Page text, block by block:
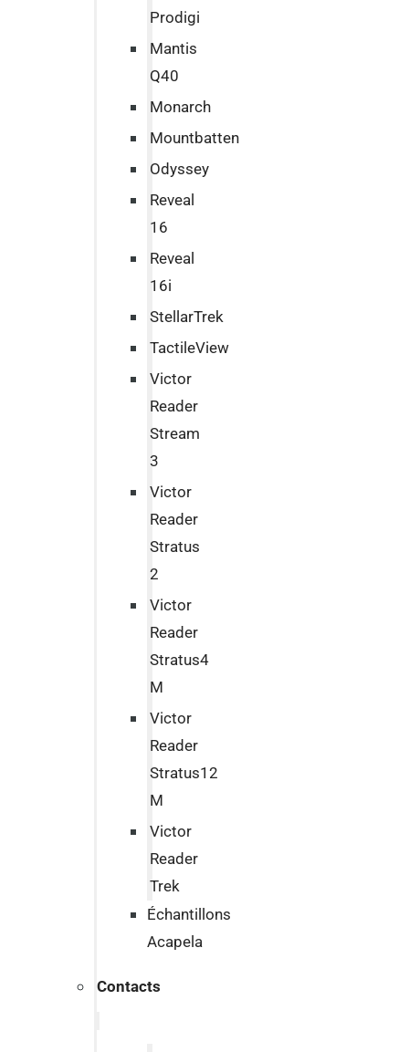
Prodigi
Mantis
Q40
Monarch
Mountbatten
Odyssey
Reveal
16
Reveal
16i
StellarTrek
TactileView
Victor
Reader
Stream
3
Victor
Reader
Stratus
2
Victor
Reader
Stratus4
M
Victor
Reader
Stratus12
M
Victor
Reader
Trek
Échantillons
Acapela
Contacts